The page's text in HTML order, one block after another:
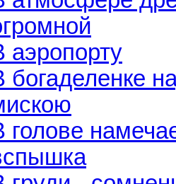
аэропорту
богаделенке
голове